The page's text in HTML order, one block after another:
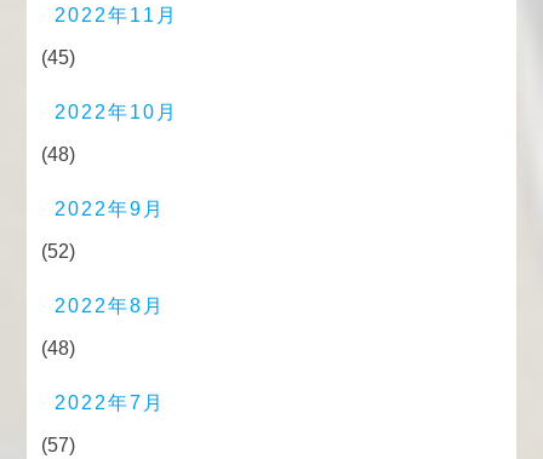
2022年11月
(45)
2022年10月
(48)
2022年9月
(52)
2022年8月
(48)
2022年7月
(57)